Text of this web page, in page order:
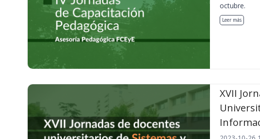
octubre.
Leer más
XVII